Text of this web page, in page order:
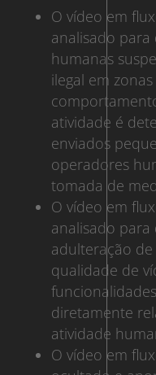
O vídeo em
analisado
humanas
ilegal em
atividade é
enviados
operadores
tomada de
O vídeo em
analisado
adulteração
qualidade de
diretamente
atividade
O vídeo em